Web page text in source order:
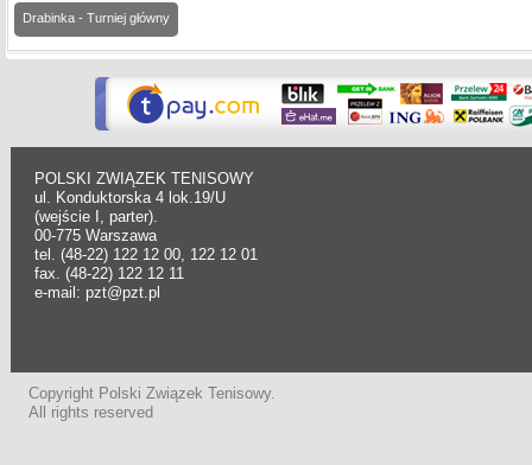
Drabinka - Turniej główny
POLSKI ZWIĄZEK TENISOWY
ul. Konduktorska 4 lok.19/U
(wejście I, parter).
00-775 Warszawa
tel. (48-22) 122 12 00, 122 12 01
fax. (48-22) 122 12 11
e-mail: pzt@pzt.pl
Copyright Polski Związek Tenisowy.
All rights reserved